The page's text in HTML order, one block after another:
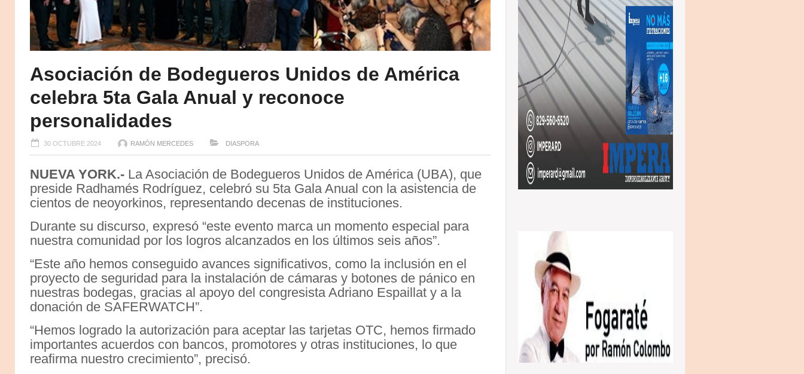
Asociación de Bodegueros Unidos de América
celebra 5ta Gala Anual y reconoce
personalidades
30 OCTUBRE 2024 RAMÓN MERCEDES DIASPORA
NUEVA YORK.- La Asociación de Bodegueros Unidos de América (UBA), que
preside Radhamés Rodríguez, celebró su 5ta Gala Anual con la asistencia de
cientos de neoyorkinos, representando decenas de instituciones.
Durante su discurso, expresó “este evento marca un momento especial para
nuestra comunidad por los logros alcanzados en los últimos seis años”.
“Este año hemos conseguido avances significativos, como la inclusión en el
proyecto de seguridad para la instalación de cámaras y botones de pánico en
nuestras bodegas, gracias al apoyo del congresista Adriano Espaillat y a la
donación de SAFERWATCH”.
“Hemos logrado la autorización para aceptar las tarjetas OTC, hemos firmado
importantes acuerdos con bancos, promotores y otras instituciones, lo que
reafirma nuestro crecimiento”, precisó.